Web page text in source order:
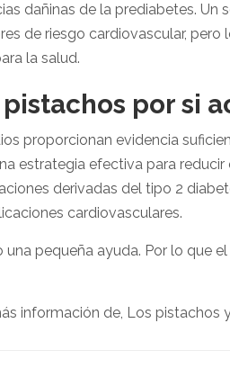
dañinas de la prediabetes.
de riesgo cardiovascular,
la salud.
por si
proporcionan evidencia
estrategia efectiva para
derivadas del tipo 2
cardiovasculares.
una pequeña ayuda. Por lo que
información de, Los pistachos